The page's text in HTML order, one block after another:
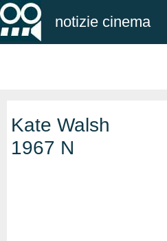
notizie cinema
Kate Walsh
1967 N